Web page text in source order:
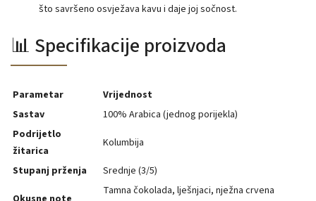
što savršeno osvježava kavu i daje joj sočnost.
📊 Specifikacije proizvoda
Parametar
Vrijednost
Sastav
100% Arabica (jednog porijekla)
Podrijetlo
žitarica
Kolumbija
Stupanj prženja
Srednje (3/5)
Tamna čokolada, lješnjaci, nježna crvena